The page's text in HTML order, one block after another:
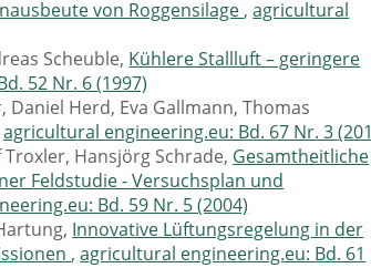
von Roggensilage ,agricultural
Scheuble, Kühlere Stallluft – geringere
52 Nr. 6 (1997)
Daniel Herd, Eva Gallmann, Thomas
agricultural engineering.eu: Bd. 67 Nr. 3
Troxler, Hansjörg Schrade, Gesamtheitliche
Feldstudie - Versuchsplan und
Bd. 59 Nr. 5 (2004)
Innovative Lüftungsregelung in der
,agricultural engineering.eu: Bd. 61